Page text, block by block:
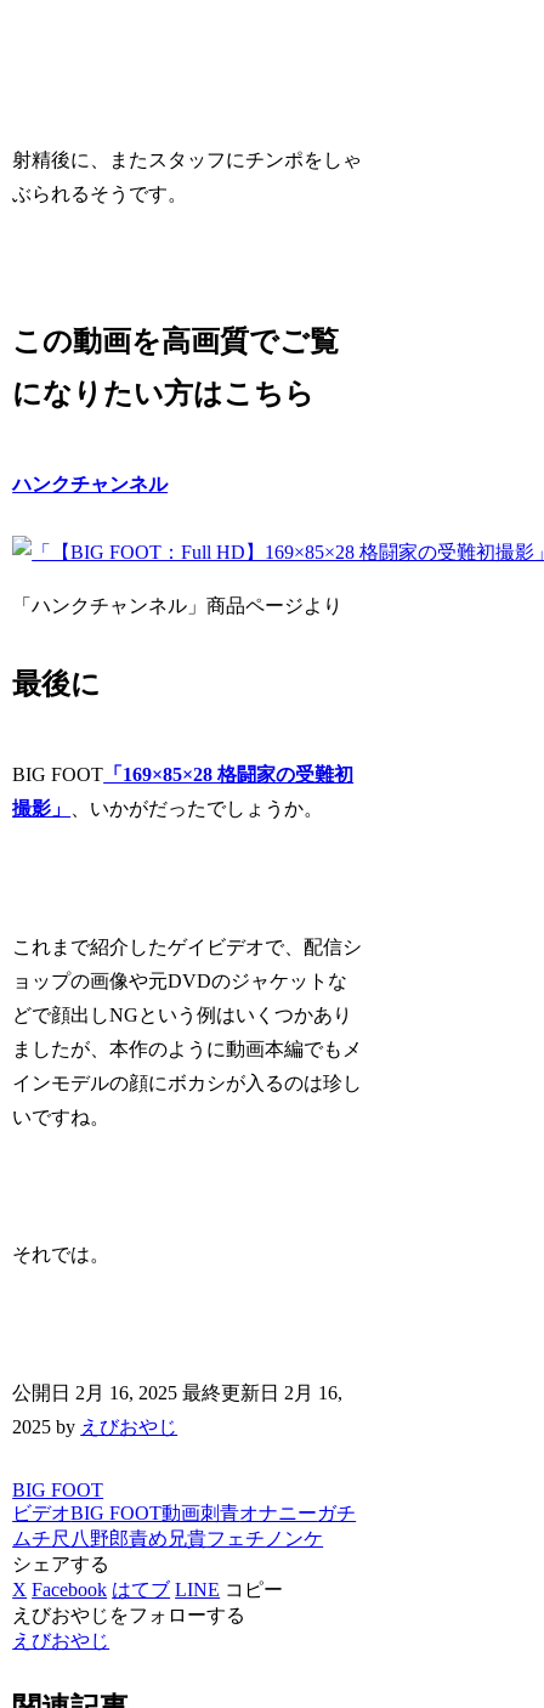
射精後に、またスタッフにチンポをしゃ
ぶられるそうです。
この動画を高画質でご覧
になりたい方はこちら
ハンクチャンネル
「ハンクチャンネル」商品ページより
最後に
BIG FOOT 「169×85×28 格闘家の受難初
撮影」
、いかがだったでしょうか。
これまで紹介したゲイビデオで、配信シ
ョップの画像や元DVDのジャケットな
どで顔出しNGという例はいくつかあり
ましたが、本作のように動画本編でもメ
インモデルの顔にボカシが入るのは珍し
いですね。
それでは。
公開日 2月 16, 2025最終更新日 2月 16,
2025by えびおやじ
BIG FOOT
ビデオBIG FOOT動画刺青オナニーガチ
ムチ尺八 野郎責め 兄貴フェチ ノンケ
シェアする
X Facebook はてブ LINE コピー
えびおやじをフォローする
えびおやじ